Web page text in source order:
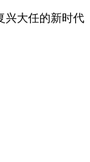
兴大任的新时代